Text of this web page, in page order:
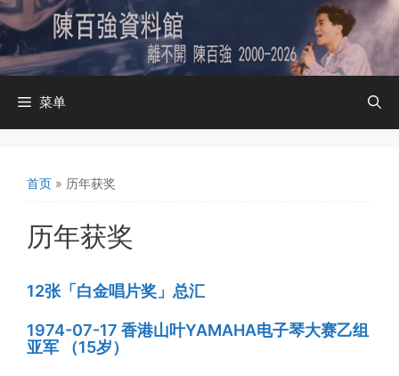
跳
至
内
容
菜单
首页 » 历年获奖
历年获奖
12张「白金唱片奖」总汇
1974-07-17 香港山叶YAMAHA电子琴大赛乙组
亚军 （15岁）